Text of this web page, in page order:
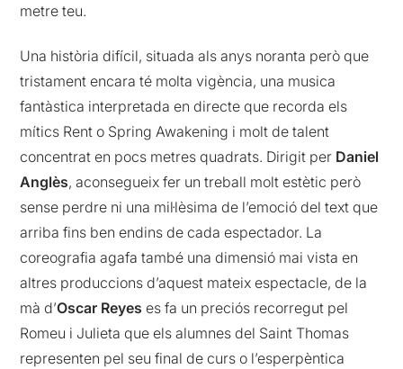
metre teu.
Una història difícil, situada als anys noranta però que
tristament encara té molta vigència, una musica
fantàstica interpretada en directe que recorda els
mítics Rent o Spring Awakening i molt de talent
concentrat en pocs metres quadrats. Dirigit per Daniel
Anglès, aconsegueix fer un treball molt estètic però
sense perdre ni una mil·lèsima de l’emoció del text que
arriba fins ben endins de cada espectador. La
coreografia agafa també una dimensió mai vista en
altres produccions d’aquest mateix espectacle, de la
mà d’Oscar Reyes es fa un preciós recorregut pel
Romeu i Julieta que els alumnes del Saint Thomas
representen pel seu final de curs o l’esperpèntica